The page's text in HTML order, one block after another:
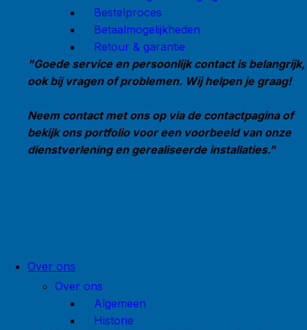
Bestelproces
Betaalmogelijkheden
Retour & garantie
"Goede service en persoonlijk contact is belangrijk,
ook bij vragen of problemen. Wij helpen je graag!
Neem contact met ons op via de contactpagina of
bekijk ons portfolio voor een voorbeeld van onze
dienstverlening en gerealiseerde installaties."
Over ons
Over ons
Algemeen
Historie